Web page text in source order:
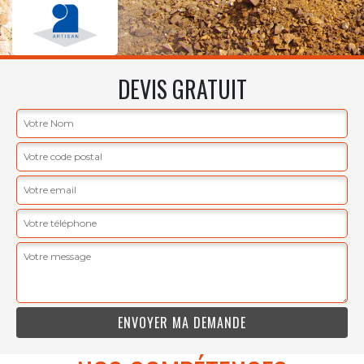
DEVIS GRATUIT